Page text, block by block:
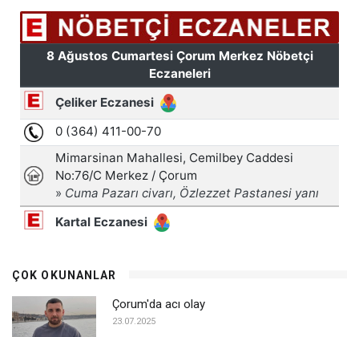
ÇOK OKUNANLAR
Çorum'da acı olay
23.07.2025